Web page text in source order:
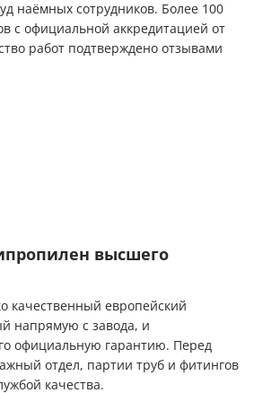
наёмных сотрудников. Более 100
с официальной аккредитацией от
работ подтверждено отзывами
высшего
качественный европейский
напрямую с завода, и
официальную гарантию. Перед
отдел, партии труб и фитингов
качества.